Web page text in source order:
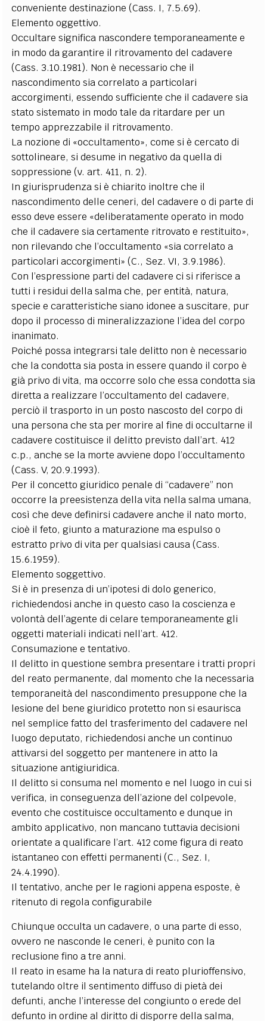
conveniente destinazione (Cass. I, 7.5.69).
Elemento oggettivo.
Occultare significa nascondere temporaneamente e
in modo da garantire il ritrovamento del cadavere
(Cass. 3.10.1981). Non è necessario che il
nascondimento sia correlato a particolari
accorgimenti, essendo sufficiente che il cadavere sia
stato sistemato in modo tale da ritardare per un
tempo apprezzabile il ritrovamento.
La nozione di «occultamento», come si è cercato di
sottolineare, si desume in negativo da quella di
soppressione (v. art. 411, n. 2).
In giurisprudenza si è chiarito inoltre che il
nascondimento delle ceneri, del cadavere o di parte di
esso deve essere «deliberatamente operato in modo
che il cadavere sia certamente ritrovato e restituito»,
non rilevando che l’occultamento «sia correlato a
particolari accorgimenti» (C., Sez. VI, 3.9.1986).
Con l’espressione parti del cadavere ci si riferisce a
tutti i residui della salma che, per entità, natura,
specie e caratteristiche siano idonee a suscitare, pur
dopo il processo di mineralizzazione l’idea del corpo
inanimato.
Poiché possa integrarsi tale delitto non è necessario
che la condotta sia posta in essere quando il corpo è
già privo di vita, ma occorre solo che essa condotta sia
diretta a realizzare l’occultamento del cadavere,
perciò il trasporto in un posto nascosto del corpo di
una persona che sta per morire al fine di occultarne il
cadavere costituisce il delitto previsto dall’art. 412
c.p., anche se la morte avviene dopo l’occultamento
(Cass. V, 20.9.1993).
Per il concetto giuridico penale di “cadavere” non
occorre la preesistenza della vita nella salma umana,
così che deve definirsi cadavere anche il nato morto,
cioè il feto, giunto a maturazione ma espulso o
estratto privo di vita per qualsiasi causa (Cass.
15.6.1959).
Elemento soggettivo.
Si è in presenza di un’ipotesi di dolo generico,
richiedendosi anche in questo caso la coscienza e
volontà dell’agente di celare temporaneamente gli
oggetti materiali indicati nell’art. 412.
Consumazione e tentativo.
Il delitto in questione sembra presentare i tratti propri
del reato permanente, dal momento che la necessaria
temporaneità del nascondimento presuppone che la
lesione del bene giuridico protetto non si esaurisca
nel semplice fatto del trasferimento del cadavere nel
luogo deputato, richiedendosi anche un continuo
attivarsi del soggetto per mantenere in atto la
situazione antigiuridica.
Il delitto si consuma nel momento e nel luogo in cui si
verifica, in conseguenza dell’azione del colpevole,
evento che costituisce occultamento e dunque in
ambito applicativo, non mancano tuttavia decisioni
orientate a qualificare l’art. 412 come figura di reato
istantaneo con effetti permanenti (C., Sez. I,
24.4.1990).
Il tentativo, anche per le ragioni appena esposte, è
ritenuto di regola configurabile
Chiunque occulta un cadavere, o una parte di esso,
ovvero ne nasconde le ceneri, è punito con la
reclusione fino a tre anni.
Il reato in esame ha la natura di reato plurioffensivo,
tutelando oltre il sentimento diffuso di pietà dei
defunti, anche l’interesse del congiunto o erede del
defunto in ordine al diritto di disporre della salma,